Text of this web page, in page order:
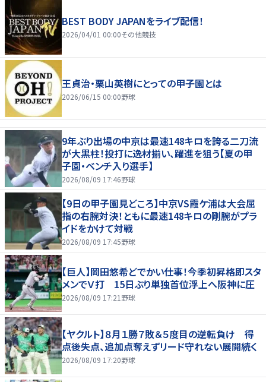
BEST BODY JAPANをライブ配信！
2026/04/01 00:00その他競技
王貞治・栗山英樹にとっての甲子園とは
2026/06/15 00:00野球
9年ぶり出場の中京は最速148キロを誇る二刀流
が大黒柱！投打に逸材揃い、躍進を狙う【夏の甲
子園・ベンチ入り選手】
2026/08/09 17:46野球
【9日の甲子園見どころ】中京VS霞ケ浦は大会屈
指の右腕対決！ともに最速148キロの剛腕がプラ
イドをかけて対戦
2026/08/09 17:45野球
【巨人】岡田悠希どでかい仕事！今季初昇格即スタ
メンでＶ打 15日ぶり単独首位浮上へ阪神に圧
2026/08/09 17:21 野球
【ヤクルト】８月１勝７敗＆５度目の逆転負け 得
点後失点、追加点奪えずリード守れない展開続く
2026/08/09 17:20野球